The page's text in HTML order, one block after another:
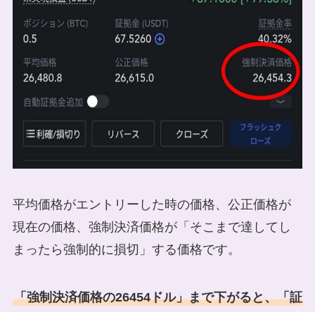
平均価格がエントリーした時の価格、公正価格が
現在の価格、強制決済価格が「そこまで達してし
まったら強制的に損切」する価格です。
「強制決済価格の26454ドル」まで下がると、「証